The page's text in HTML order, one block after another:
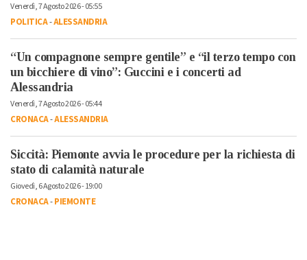
Venerdì, 7 Agosto 2026 - 05:55
POLITICA-ALESSANDRIA
“Un compagnone sempre gentile” e “il terzo tempo con
un bicchiere di vino”: Guccini e i concerti ad
Alessandria
Venerdì, 7 Agosto 2026 - 05:44
CRONACA-ALESSANDRIA
Siccità: Piemonte avvia le procedure per la richiesta di
stato di calamità naturale
Giovedì, 6 Agosto 2026 - 19:00
CRONACA-PIEMONTE